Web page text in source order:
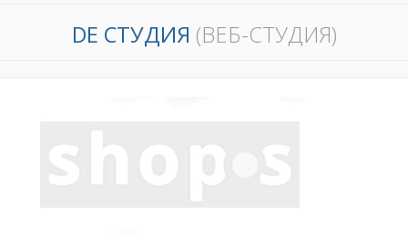
DE СТУДИЯ (ВЕБ-СТУДИЯ)